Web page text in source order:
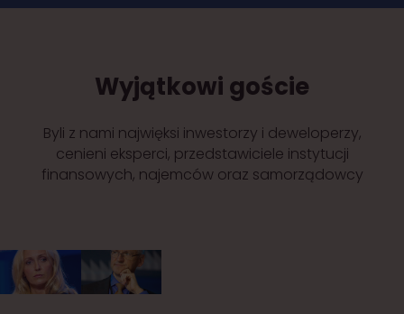
Wyjątkowi goście
Byli z nami najwięksi inwestorzy i deweloperzy,
cenieni eksperci, przedstawiciele instytucji
finansowych, najemców oraz samorządowcy